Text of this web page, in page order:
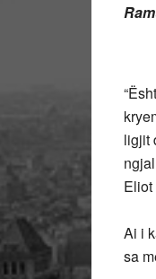
ligjit
Ai i
sa